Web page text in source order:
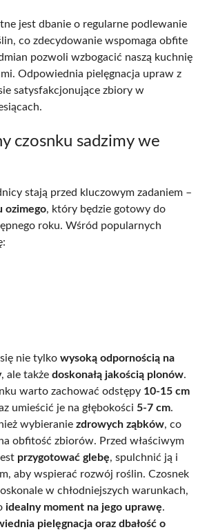
jest dbanie o regularne podlewanie
co zdecydowanie wspomaga obfite
pozwoli wzbogacić naszą kuchnię
Odpowiednia pielęgnacja upraw z
satysfakcjonujące zbiory w
czosnku sadzimy we
stają przed kluczowym zadaniem –
ozimego, który będzie gotowy do
roku. Wśród popularnych
nie tylko wysoką odpornością na
, ale także doskonałą jakością plonów.
warto zachować odstępy 10-15 cm
umieścić je na głębokości 5-7 cm.
wybieranie zdrowych ząbków, co
obfitość zbiorów. Przed właściwym
przygotować glebę, spulchnić ją i
aby wspierać rozwój roślin. Czosnek
w chłodniejszych warunkach,
idealny moment na jego uprawę.
pielęgnacja oraz dbałość o